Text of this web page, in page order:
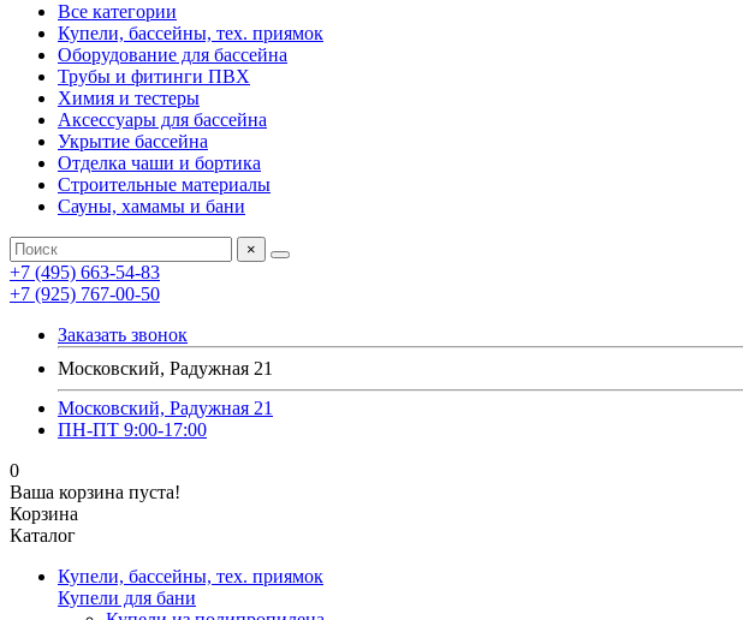
Все категории
Купели, бассейны, тех. приямок
Оборудование для бассейна
Трубы и фитинги ПВХ
Химия и тестеры
Аксессуары для бассейна
Укрытие бассейна
Отделка чаши и бортика
Строительные материалы
Сауны, хамамы и бани
×
+7 (495) 663-54-83
+7 (925) 767-00-50
Заказать звонок
Московский, Радужная 21
Московский, Радужная 21
ПН-ПТ 9:00-17:00
0
Ваша корзина пуста!
Корзина
Каталог
Купели, бассейны, тех. приямок
Купели для бани